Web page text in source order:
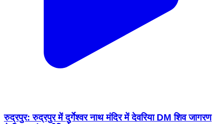
रुद्रपुर: रुद्रपुर में दुर्गेश्वर नाथ मंदिर में देवरिया DM शिव जागरण